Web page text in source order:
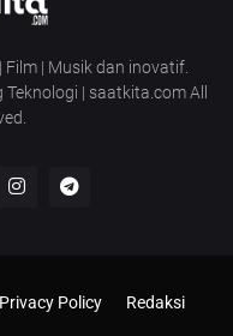
| Musik dan inovatif.
| saatkita.com All
Privacy Policy Redaksi